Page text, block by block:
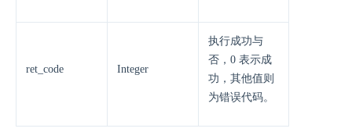
ret_code Integer
执行成功与
否，0 表示成
功，其他值则
为错误代码。